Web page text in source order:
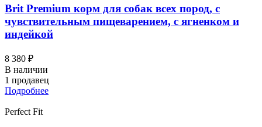
Brit Premium корм для собак всех пород, с
чувствительным пищеварением, с ягненком и
индейкой
8 380 ₽
В наличии
1 продавец
Подробнее
Perfect Fit